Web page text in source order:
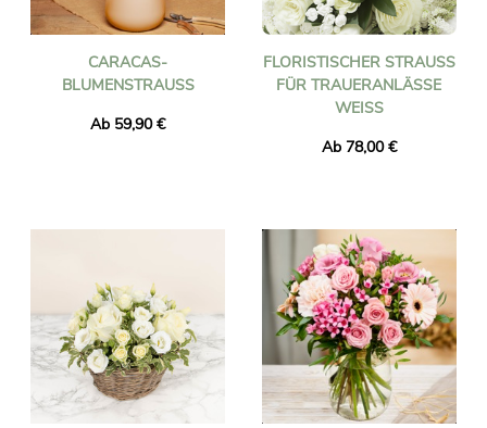
CARACAS-
BLUMENSTRAUSS
Ab 59,90 €
FLORISTISCHER STRAUSS F
ÜR TRAUERANLÄSSE W
EISS
Ab 78,00 €